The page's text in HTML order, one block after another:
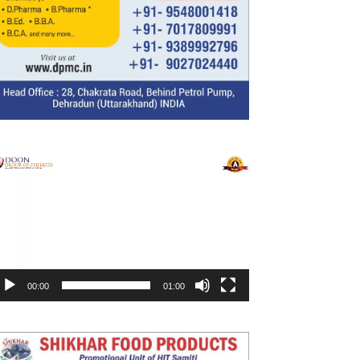
00:00 01:00